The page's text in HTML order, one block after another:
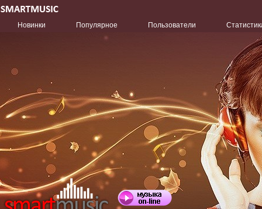
Новинки Популярное Пользователи